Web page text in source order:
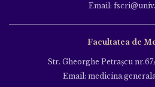
Email:
Facultatea de
Str. Gheorghe Petraşcu
Email: